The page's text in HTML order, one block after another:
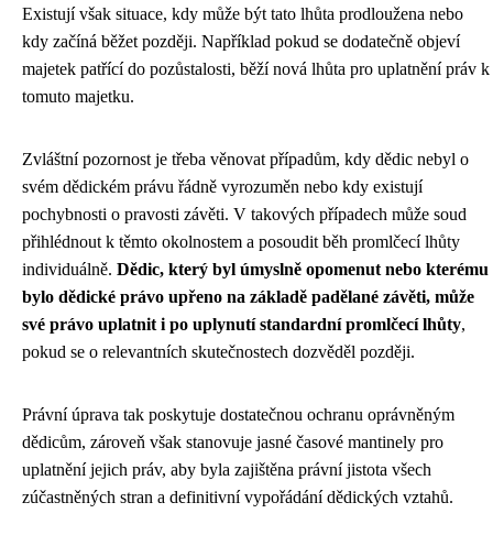
Existují však situace, kdy může být tato lhůta prodloužena nebo
kdy začíná běžet později. Například pokud se dodatečně objeví
majetek patřící do pozůstalosti, běží nová lhůta pro uplatnění práv k
tomuto majetku.
Zvláštní pozornost je třeba věnovat případům, kdy dědic nebyl o
svém dědickém právu řádně vyrozuměn nebo kdy existují
pochybnosti o pravosti závěti. V takových případech může soud
přihlédnout k těmto okolnostem a posoudit běh promlčecí lhůty
individuálně. Dědic, který byl úmyslně opomenut nebo kterému
bylo dědické právo upřeno na základě padělané závěti, může
své právo uplatnit i po uplynutí standardní promlčecí lhůty,
pokud se o relevantních skutečnostech dozvěděl později.
Právní úprava tak poskytuje dostatečnou ochranu oprávněným
dědicům, zároveň však stanovuje jasné časové mantinely pro
uplatnění jejich práv, aby byla zajištěna právní jistota všech
zúčastněných stran a definitivní vypořádání dědických vztahů.